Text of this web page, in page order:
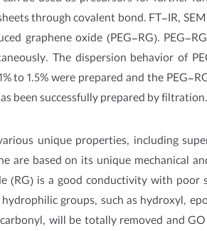
through covalent bond. FT-IR,
graphene oxide (PEG-RG).
The dispersion behavior of
to 1.5% were prepared and the
been successfully prepared by filtration.
unique properties, including
are based on its unique mechanical
(RG) is a good conductivity with
groups, such as hydroxyl,
will be totally removed and